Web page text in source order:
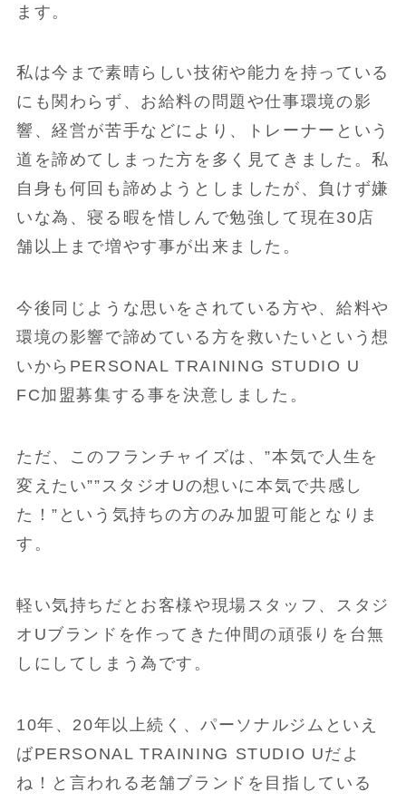
ます。
私は今まで素晴らしい技術や能力を持っている
にも関わらず、お給料の問題や仕事環境の影
響、経営が苦手などにより、トレーナーという
道を諦めてしまった方を多く見てきました。私
自身も何回も諦めようとしましたが、負けず嫌
いな為、寝る暇を惜しんで勉強して現在30店
舗以上まで増やす事が出来ました。
今後同じような思いをされている方や、給料や
環境の影響で諦めている方を救いたいという想
いからPERSONAL TRAINING STUDIO U
FC加盟募集する事を決意しました。
ただ、このフランチャイズは、”本気で人生を
変えたい””スタジオUの想いに本気で共感し
た！”という気持ちの方のみ加盟可能となりま
す。
軽い気持ちだとお客様や現場スタッフ、スタジ
オUブランドを作ってきた仲間の頑張りを台無
しにしてしまう為です。
10年、20年以上続く、パーソナルジムといえ
ばPERSONAL TRAINING STUDIO Uだよ
ね！と言われる老舗ブランドを目指している